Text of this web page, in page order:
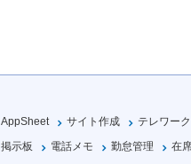
AppSheet サイト作成
テレワーク
掲示板
電話メモ 勤怠管理
在